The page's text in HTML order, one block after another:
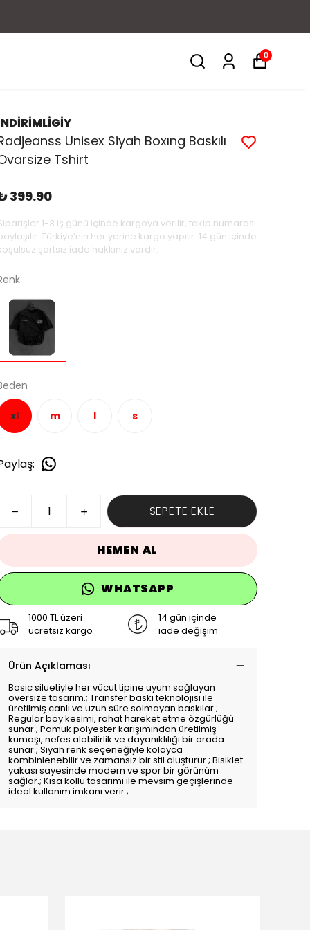
0
Unisex Siyah Boxıng Baskılı
Tshirt
399.90
1-3 iş günü içinde kargoya verilir, takip numarası
Türkiye’nin her yerine kargo yapılır. 14 gün içinde
şartsız iade hakkınız vardır.
xl m l s
:
SEPETE EKLE
HEMEN AL
WHATSAPP
1000 TL üzeri
ücretsiz kargo
14 gün içinde
iade değişim
Ürün Açıklaması
Basic siluetiyle her vücut tipine uyum sağlayan
oversize tasarım.; Transfer baskı teknolojisi ile
üretilmiş canlı ve uzun süre solmayan baskılar.;
Regular boy kesimi, rahat hareket etme özgürlüğü
sunar.; Pamuk polyester karışımından üretilmiş
kumaşı, nefes alabilirlik ve dayanıklılığı bir arada
sunar.; Siyah renk seçeneğiyle kolayca
kombinlenebilir ve zamansız bir stil oluşturur.; Bisiklet
yakası sayesinde modern ve spor bir görünüm
sağlar.; Kısa kollu tasarımı ile mevsim geçişlerinde
ideal kullanım imkanı verir.;